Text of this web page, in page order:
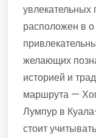
расположен в о
желающих
историей и
маршрута —
Лумпур в
стоит